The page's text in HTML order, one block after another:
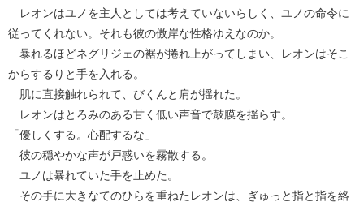
レオンはユノを主人としては考えていないらしく、ユノの命令に
従ってくれない。それも彼の傲岸な性格ゆえなのか。
暴れるほどネグリジェの裾が捲れ上がってしまい、レオンはそこ
からするりと手を入れる。
肌に直接触れられて、びくんと肩が揺れた。
レオンはとろみのある甘く低い声音で鼓膜を揺らす。
「優しくする。心配するな」
彼の穏やかな声が戸惑いを霧散する。
ユノは暴れていた手を止めた。
その手に大きなてのひらを重ねたレオンは、ぎゅっと指と指を絡